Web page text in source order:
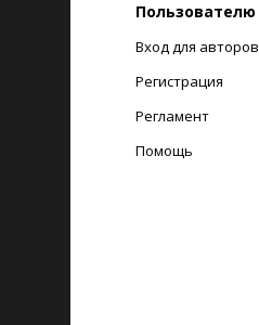
Пользователю
Вход для авторов
Регистрация
Регламент
Помощь